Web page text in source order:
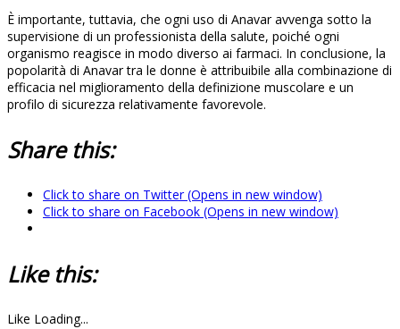
È importante, tuttavia, che ogni uso di Anavar avvenga sotto la
supervisione di un professionista della salute, poiché ogni
organismo reagisce in modo diverso ai farmaci. In conclusione, la
popolarità di Anavar tra le donne è attribuibile alla combinazione di
efficacia nel miglioramento della definizione muscolare e un
profilo di sicurezza relativamente favorevole.
Share this:
Click to share on Twitter (Opens in new window)
Click to share on Facebook (Opens in new window)
Like this:
Like Loading...